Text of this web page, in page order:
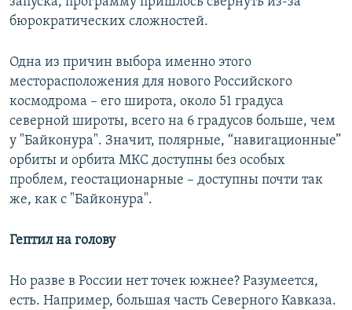
бюрократических сложностей.
Одна из причин выбора именно этого
месторасположения для нового Российского
космодрома – его широта, около 51 градуса
северной широты, всего на 6 градусов больше, чем
у "Байконура". Значит, полярные, “навигационные”
орбиты и орбита МКС доступны без особых
проблем, геостационарные – доступны почти так
же, как с "Байконура".
Гептил на голову
Но разве в России нет точек южнее? Разумеется,
есть. Например, большая часть Северного Кавказа.